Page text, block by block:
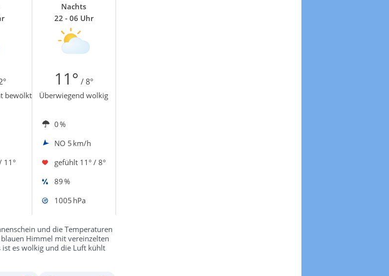
Nachts
22 - 06 Uhr
11° / 8°
bewölkt Überwiegend wolkig
0 %
NO 5 km/h
11° gefühlt 11° / 8°
89 %
1005 hPa
und die Temperaturen
Himmel mit vereinzelten
es wolkig und die Luft kühlt